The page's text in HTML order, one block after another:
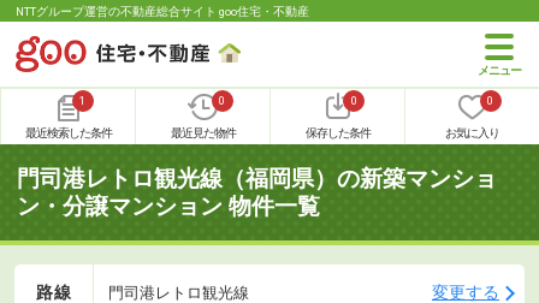
NTTグループ運営の不動産総合サイト goo住宅・不動産
1
最近検索した条件
0
最近見た物件
0
保存した条件
0
お気に入り
門司港レトロ観光線（福岡県）の新築マンショ
ン・分譲マンション 物件一覧
路線 門司港レトロ観光線 変更する